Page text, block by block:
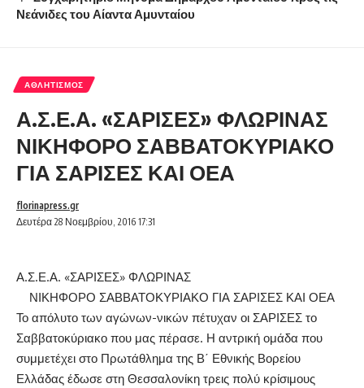
Νεάνιδες του Αίαντα Αμυνταίου
ΑΘΛΗΤΙΣΜΌΣ
Α.Σ.Ε.Α. «ΣΑΡΙΣΕΣ» ΦΛΩΡΙΝΑΣ
ΝΙΚΗΦΟΡΟ ΣΑΒΒΑΤΟΚΥΡΙΑΚΟ
ΓΙΑ ΣΑΡΙΣΕΣ ΚΑΙ ΟΕΑ
Δευτέρα 28 Νοεμβρίου, 2016 17:31
florinapress.gr
Α.Σ.Ε.Α. «ΣΑΡΙΣΕΣ» ΦΛΩΡΙΝΑΣ
ΝΙΚΗΦΟΡΟ ΣΑΒΒΑΤΟΚΥΡΙΑΚΟ ΓΙΑ ΣΑΡΙΣΕΣ ΚΑΙ ΟΕΑ
Το απόλυτο των αγώνων-νικών πέτυχαν οι ΣΑΡΙΣΕΣ το
Σαββατοκύριακο που μας πέρασε. Η αντρική ομάδα που
συμμετέχει στο Πρωτάθλημα της Β΄ Εθνικής Βορείου
Ελλάδας έδωσε στη Θεσσαλονίκη τρεις πολύ κρίσιμους